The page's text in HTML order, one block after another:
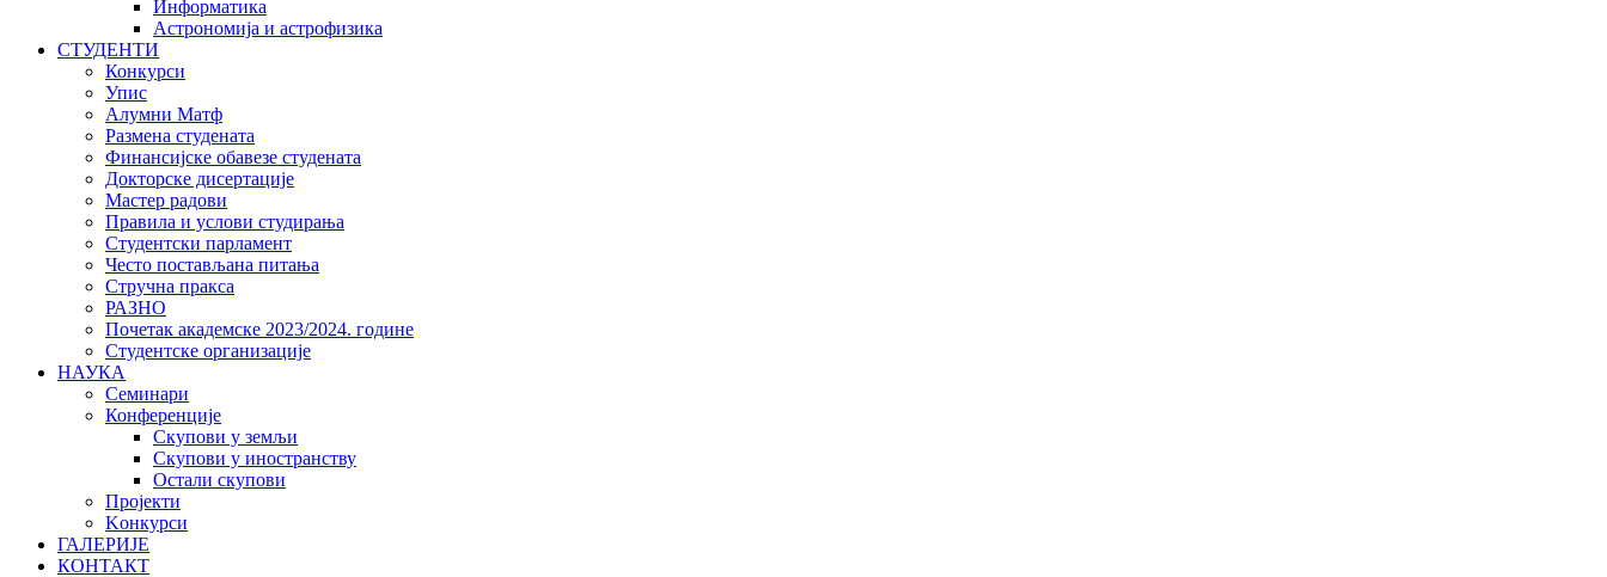
Информатика
Астрономија и астрофизика
СТУДЕНТИ
Конкурси
Упис
Алумни Матф
Размена студената
Финансијске обавезе студената
Докторске дисертације
Мастер радови
Правила и услови студирања
Студентски парламент
Често постављана питања
Стручна пракса
РАЗНО
Почетак академске 2023/2024. године
Студентске организације
НАУКА
Семинари
Конференције
Скупови у земљи
Скупови у иностранству
Остали скупови
Пројекти
Koнкурси
ГАЛЕРИЈЕ
КОНТАКТ